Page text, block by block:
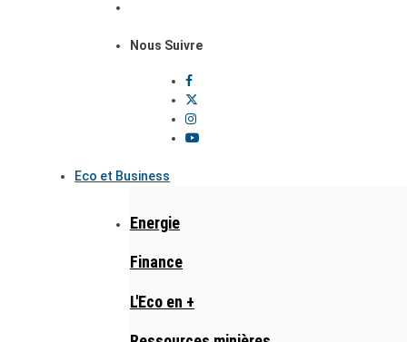
Nous Suivre
Eco et Business
Energie
Finance
L'Eco en +